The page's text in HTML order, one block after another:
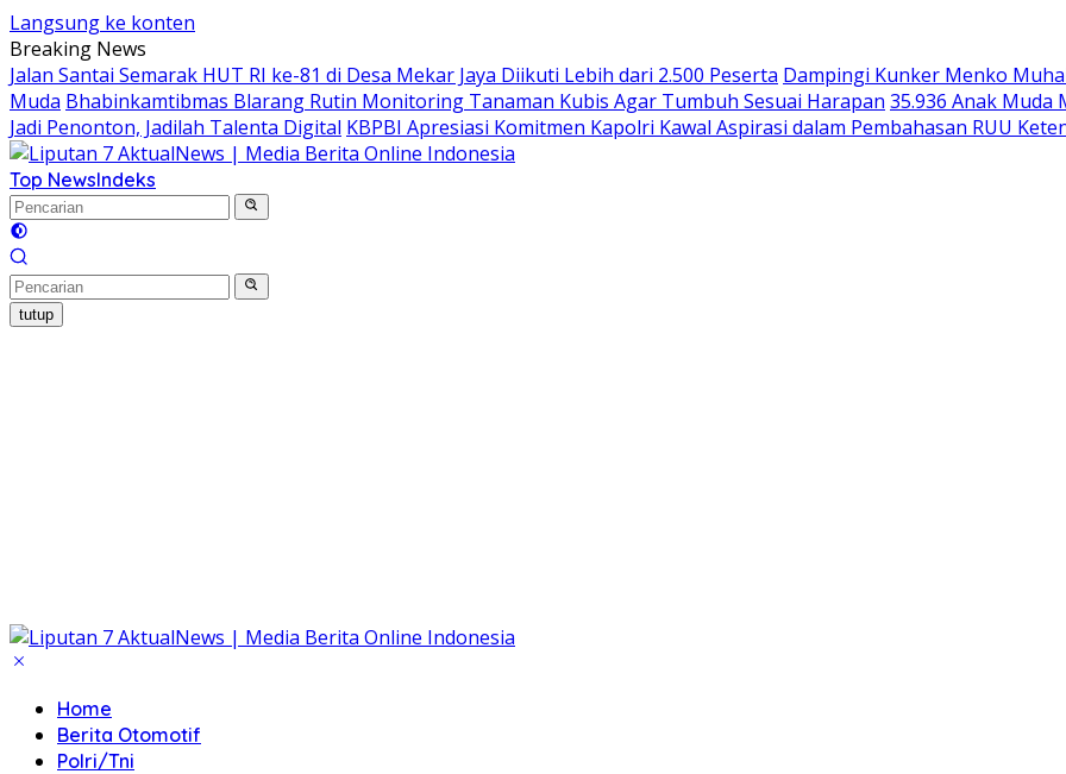
Langsung ke konten
Breaking News
Jalan Santai Semarak HUT RI ke-81 di Desa Mekar Jaya Diikuti Lebih dari 2.500 Peserta Dampingi Kunker Menko
Muda Bhabinkamtibmas Blarang Rutin Monitoring Tanaman Kubis Agar Tumbuh Sesuai Harapan 35.936 Anak Muda
Jadi Penonton, Jadilah Talenta Digital KBPBI Apresiasi Komitmen Kapolri Kawal Aspirasi dalam Pembahasan RUU
Top NewsIndeks
tutup
Home
Berita Otomotif
Polri/Tni